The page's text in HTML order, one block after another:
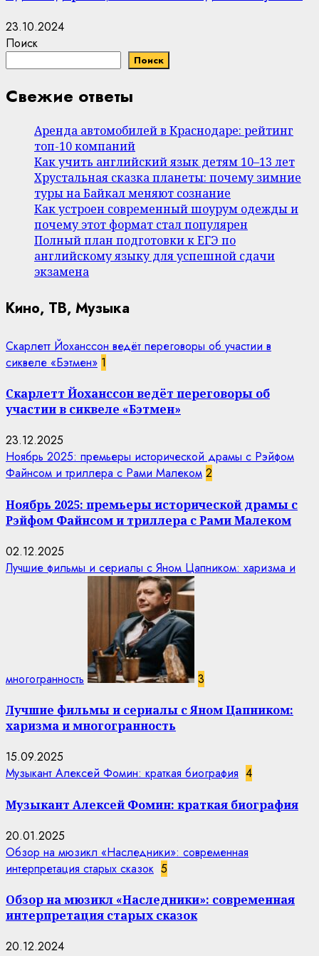
23.10.2024
Поиск
Поиск
Свежие ответы
Аренда автомобилей в Краснодаре: рейтинг
топ-10 компаний
Как учить английский язык детям 10–13 лет
Хрустальная сказка планеты: почему зимние
туры на Байкал меняют сознание
Как устроен современный шоурум одежды и
почему этот формат стал популярен
Полный план подготовки к ЕГЭ по
английскому языку для успешной сдачи
экзамена
Кино, ТВ, Музыка
Скарлетт Йоханссон ведёт переговоры об участии в
сиквеле «Бэтмен» 1
Скарлетт Йоханссон ведёт переговоры об
участии в сиквеле «Бэтмен»
23.12.2025
Ноябрь 2025: премьеры исторической драмы с Рэйфом
Файнсом и триллера с Рами Малеком 2
Ноябрь 2025: премьеры исторической драмы с
Рэйфом Файнсом и триллера с Рами Малеком
02.12.2025
Лучшие фильмы и сериалы с Яном Цапником: харизма и
многогранность 3
Лучшие фильмы и сериалы с Яном Цапником:
харизма и многогранность
15.09.2025
Музыкант Алексей Фомин: краткая биография 4
Музыкант Алексей Фомин: краткая биография
20.01.2025
Обзор на мюзикл «Наследники»: современная
интерпретация старых сказок 5
Обзор на мюзикл «Наследники»: современная
интерпретация старых сказок
20.12.2024